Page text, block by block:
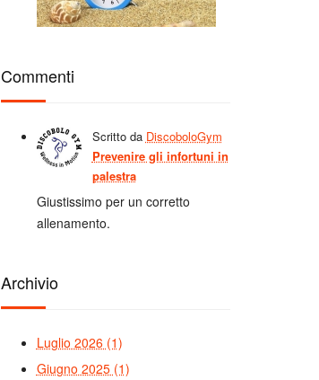
Commenti
Scritto da DiscoboloGym
Prevenire gli infortuni in
palestra
Giustissimo per un corretto
allenamento.
Archivio
Luglio 2026 (1)
Giugno 2025 (1)